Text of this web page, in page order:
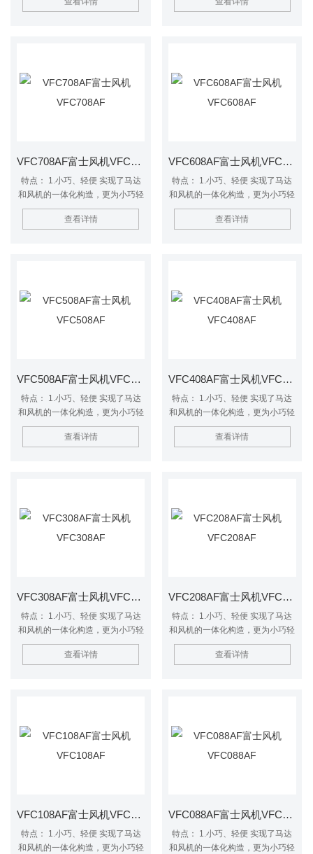
风时产生之高频集特殊之消音材
大幅度降低噪音。 3.防尘效果更佳
特征。 VFZ系列与VFC系列差异
为：VFZ系列是较新的型号，可在
吸入全密闭时连续运转使用
VFC708AF富士风机VFC708AF
特点： 1.小巧、轻便 实现了马达
和风机的一体化构造，更为小巧轻
便。 2.低噪音 *的内设消音器装置
大幅度降低噪音。 3.防尘效果更佳
特征。 VFZ系列与VFC系列差异
为：VFZ系列是较新的型号，可在
吸入全密闭时连续运转使用
查看详情
VFC608AF富士风机VFC608AF
特点： 1.小巧、轻便 实现了马达
和风机的一体化构造，更为小巧轻
便。 2.低噪音 *的内设消音器装置
大幅度降低噪音。 3.防尘效果更佳
特征。 VFZ系列与VFC系列差异
为：VFZ系列是较新的型号，可在
吸入全密闭时连续运转使用
查看详情
VFC508AF富士风机VFC508AF
特点： 1.小巧、轻便 实现了马达
和风机的一体化构造，更为小巧轻
便。 2.低噪音 *的内设消音器装置
大幅度降低噪音。 3.防尘效果更佳
特征。 VFZ系列与VFC系列差异
为：VFZ系列是较新的型号，可在
吸入全密闭时连续运转使用
查看详情
VFC408AF富士风机VFC408AF
特点： 1.小巧、轻便 实现了马达
和风机的一体化构造，更为小巧轻
便。 2.低噪音 *的内设消音器装置
大幅度降低噪音。 3.防尘效果更佳
特征。 VFZ系列与VFC系列差异
为：VFZ系列是较新的型号，可在
吸入全密闭时连续运转使用
查看详情
VFC308AF富士风机VFC308AF
特点： 1.小巧、轻便 实现了马达
和风机的一体化构造，更为小巧轻
便。 2.低噪音 *的内设消音器装置
大幅度降低噪音。 3.防尘效果更佳
特征。 VFZ系列与VFC系列差异
为：VFZ系列是较新的型号，可在
吸入全密闭时连续运转使用
查看详情
VFC208AF富士风机VFC208AF
特点： 1.小巧、轻便 实现了马达
和风机的一体化构造，更为小巧轻
便。 2.低噪音 *的内设消音器装置
大幅度降低噪音。 3.防尘效果更佳
特征。 VFZ系列与VFC系列差异
为：VFZ系列是较新的型号，可在
吸入全密闭时连续运转使用
查看详情
VFC108AF富士风机VFC108AF
特点： 1.小巧、轻便 实现了马达
和风机的一体化构造，更为小巧轻
VFC088AF富士风机VFC088AF
特点： 1.小巧、轻便 实现了马达
和风机的一体化构造，更为小巧轻